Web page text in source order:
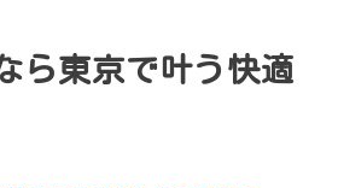
ら東京で叶う快適